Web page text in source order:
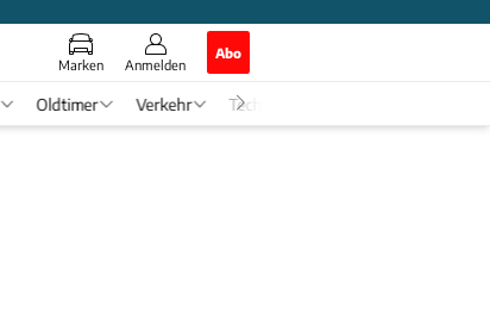
Marken Anmelden
Abo
Oldtimer Verkehr Tech & Zukunft